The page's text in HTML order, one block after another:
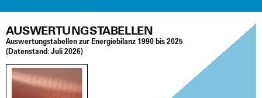
AUSWERTUNGSTABELLEN
Aus­wer­tungs­ta­bel­len zur Ener­gie­bi­lanz 1990 bis 2025
(Daten­stand: Juli 2026)